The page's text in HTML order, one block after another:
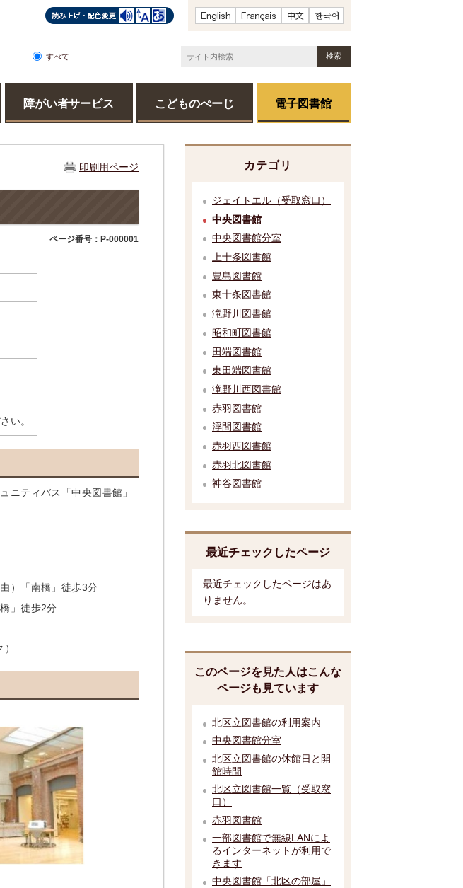
すべて
障がい者サービス こどものぺーじ 電子図書館
印刷用ページ
ページ番号：P-000001
い。
ニティバス「中央図書館」
）「南橋」徒歩3分
」徒歩2分
カテゴリ
ジェイトエル（受取窓口）
中央図書館
中央図書館分室
上十条図書館
豊島図書館
東十条図書館
滝野川図書館
昭和町図書館
田端図書館
東田端図書館
滝野川西図書館
赤羽図書館
浮間図書館
赤羽西図書館
赤羽北図書館
神谷図書館
最近チェックしたページ
最近チェックしたページはあ
りません。
このページを見た人はこんな
ページも見ています
北区立図書館の利用案内
中央図書館分室
北区立図書館の休館日と開
館時間
北区立図書館一覧（受取窓
口）
赤羽図書館
一部図書館で無線LANによ
るインターネットが利用で
きます
中央図書館「北区の部屋」